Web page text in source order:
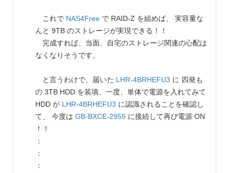
これで NAS4Free で RAID-Z を組めば、 実容量な
んと 9TB のストレージが実現できる！！
完成すれば、当面、自宅のストレージ関連の心配は
なくなりそうです。
と言うわけで、届いた LHR-4BRHEFU3 に 四発も
の 3TB HDD を装填、一度、単体で電源を入れてみて
HDD が LHR-4BRHEFU3 に認識されることを確認し
て、 今度は GB-BXCE-2955 に接続して再び電源 ON
！！
：
：
：